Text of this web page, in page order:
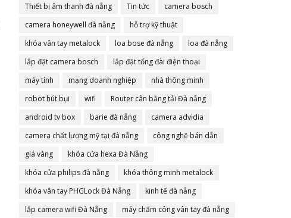
Thiết bị âm thanh đà nẵng
Tin tức
camera bosch
camera honeywell đà nẵng
hỗ trợ kỹ thuật
khóa vân tay metalock
loa bose đà nẵng
loa đà nẵng
lắp đặt camera bosch
lắp đặt tổng đài điện thoại
máy tính
mạng doanh nghiệp
nhà thông minh
robot hút bụi
wifi
Router cân bằng tải Đà nẵng
android tv box
barie đà nẵng
camera advidia
camera chất lượng mỹ tại đà nẵng
công nghệ bán dẫn
giá vàng
khóa cửa hexa Đà Nẵng
khóa cửa philips đà nẵng
khóa thông minh metalock
khóa vân tay PHGLock Đà Nẵng
kinh tế đà nẵng
lắp camera wifi Đà Nẵng
máy chấm công vân tay đà nẵng